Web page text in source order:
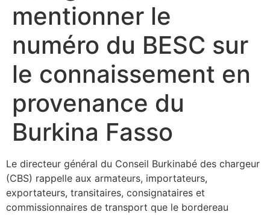
mentionner le
numéro du BESC sur
le connaissement en
provenance du
Burkina Fasso
Le directeur général du Conseil Burkinabé des chargeur
(CBS) rappelle aux armateurs, importateurs,
exportateurs, transitaires, consignataires et
commissionnaires de transport que le bordereau